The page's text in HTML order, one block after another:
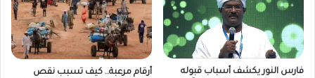
فارس النور يكشف أسباب قبوله
أرقام مرعبة.. كيف تسبب نقص